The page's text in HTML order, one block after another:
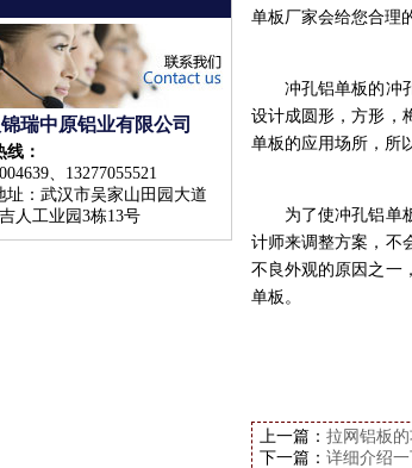
瑞中原铝业有限公司
线：
、13277055521
址：武汉市吴家山田园大道
人工业园3栋13号
单板厂家会给您合理
冲孔铝单板的冲孔
设计成圆形，方形，
单板的应用场所，所
为了使冲孔铝单板
计师来调整方案，不
不良外观的原因之一
单板。
上一篇： 拉网铝板
下一篇： 详细介绍